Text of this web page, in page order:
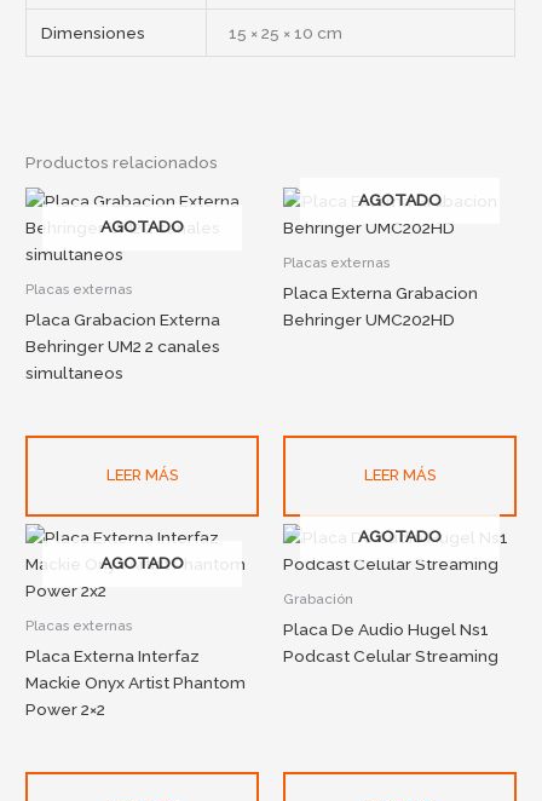
Dimensiones 15 × 25 × 10 cm
Productos relacionados
AGOTADO
Placas externas
Placa Grabacion Externa
Behringer UM2 2 canales
simultaneos
LEER MÁS
AGOTADO
Placas externas
Placa Externa Grabacion
Behringer UMC202HD
LEER MÁS
AGOTADO
Placas externas
Placa Externa Interfaz
Mackie Onyx Artist Phantom
Power 2×2
AGOTADO
Grabación
Placa De Audio Hugel Ns1
Podcast Celular Streaming